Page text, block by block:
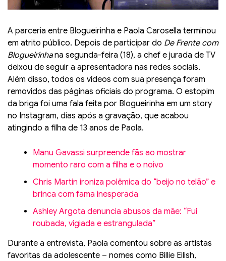
A parceria entre Blogueirinha e Paola Carosella terminou
em atrito público. Depois de participar do De Frente com
Blogueirinhana segunda-feira (18), a chef e jurada de TV
deixou de seguir a apresentadora nas redes sociais.
Além disso, todos os vídeos com sua presença foram
removidos das páginas oficiais do programa. O estopim
da briga foi uma fala feita por Blogueirinha em um story
no Instagram, dias após a gravação, que acabou
atingindo a filha de 13 anos de Paola.
Manu Gavassi surpreende fãs ao mostrar
momento raro com a filha e o noivo
Chris Martin ironiza polêmica do “beijo no telão” e
brinca com fama inesperada
Ashley Argota denuncia abusos da mãe: “Fui
roubada, vigiada e estrangulada”
Durante a entrevista, Paola comentou sobre as artistas
favoritas da adolescente – nomes como Billie Eilish,